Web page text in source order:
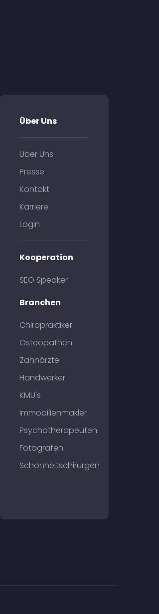
Über Uns
Über Uns
Presse
Kontakt
Karriere
Login
Kooperation
SEO Speaker
Branchen
Chiropraktiker
Osteopathen
Zahnärzte
Handwerker
KMU's
Immobilienmakler
Psychotherapeuten
Fotografen
Schönheitschirurgen